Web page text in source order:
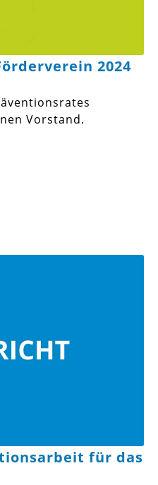
2024
Vorstand.
für das